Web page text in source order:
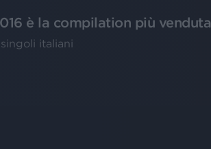
è la compilation più venduta
italiani